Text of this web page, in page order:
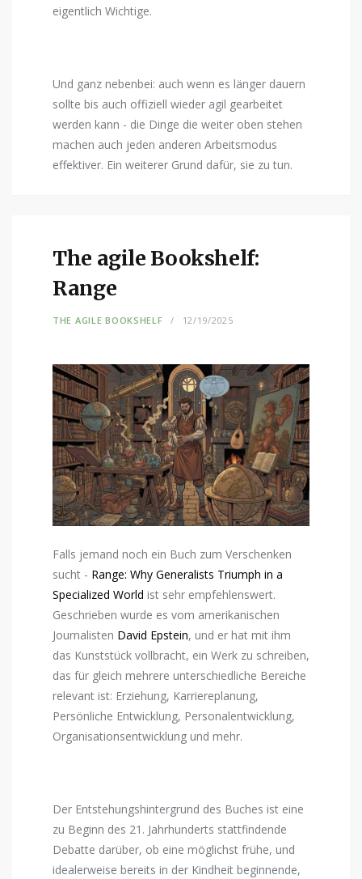
eigentlich Wichtige.
Und ganz nebenbei: auch wenn es länger dauern
sollte bis auch offiziell wieder agil gearbeitet
werden kann - die Dinge die weiter oben stehen
machen auch jeden anderen Arbeitsmodus
effektiver. Ein weiterer Grund dafür, sie zu tun.
The agile Bookshelf:
Range
THE AGILE BOOKSHELF 12/19/2025
Falls jemand noch ein Buch zum Verschenken
sucht - Range: Why Generalists Triumph in a
Specialized World ist sehr empfehlenswert.
Geschrieben wurde es vom amerikanischen
Journalisten David Epstein, und er hat mit ihm
das Kunststück vollbracht, ein Werk zu schreiben,
das für gleich mehrere unterschiedliche Bereiche
relevant ist: Erziehung, Karriereplanung,
Persönliche Entwicklung, Personalentwicklung,
Organisationsentwicklung und mehr.
Der Entstehungshintergrund des Buches ist eine
zu Beginn des 21. Jahrhunderts stattfindende
Debatte darüber, ob eine möglichst frühe, und
idealerweise bereits in der Kindheit beginnende,